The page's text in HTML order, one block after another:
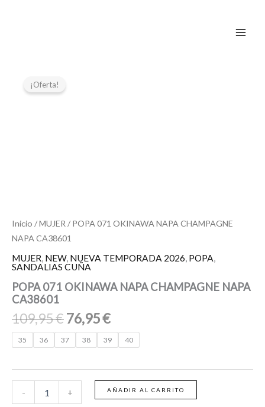
¡Oferta!
Inicio /MUJER / POPA 071 OKINAWA NAPA CHAMPAGNE
NAPA CA38601
MUJER, NEW, NUEVA TEMPORADA 2026, POPA,
SANDALIAS CUÑA
POPA 071 OKINAWA NAPA CHAMPAGNE NAPA
CA38601
109,95€76,95€
35 36 37 38 39 40
-
OKINAWA
+ AÑADIR AL CARRITO